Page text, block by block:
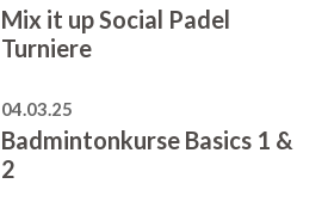
Mix it up Social Padel
Turniere
04.03.25
Badmintonkurse Basics 1 &
2